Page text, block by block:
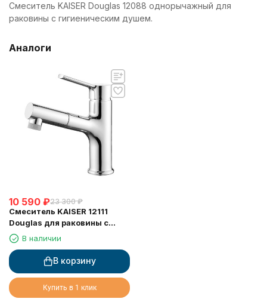
Смеситель KAISER Douglas 12088 однорычажный для
раковины с гигиеническим душем.
Аналоги
10 590 ₽23 300 ₽
Смеситель KAISER 12111
Douglas для раковины c
выдвижной лейкой
В наличии
В корзину
Купить в 1 клик